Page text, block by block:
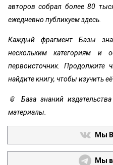
авторов собрал более 80
ежедневно публикуем здесь.
Каждый фрагмент Базы
нескольким категориям и
первоисточник. Продолжите
найдите книгу, чтобы изучить
📎 База знаний
материалы.
Мы
Мы